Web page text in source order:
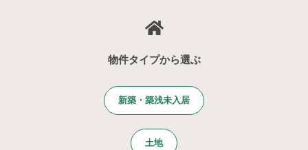
物件タイプから選ぶ
新築・築浅未入居
土地